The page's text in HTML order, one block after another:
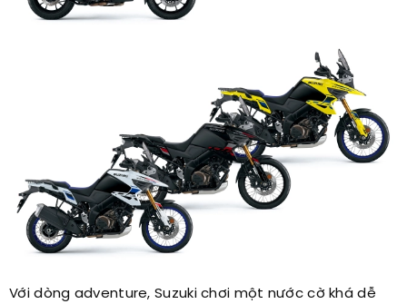
Với dòng adventure, Suzuki chơi một nước cờ khá dễ